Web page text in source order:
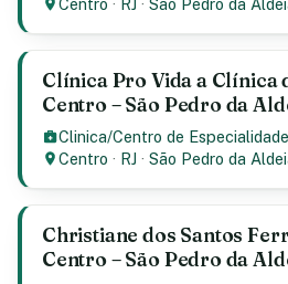
Centro · RJ ·São Pedro da
Clínica Pro Vida a Clínica
Centro – São Pedro da
Clinica/Centro de Especialidade
Centro · RJ ·São Pedro da
Christiane dos Santos
Centro – São Pedro da